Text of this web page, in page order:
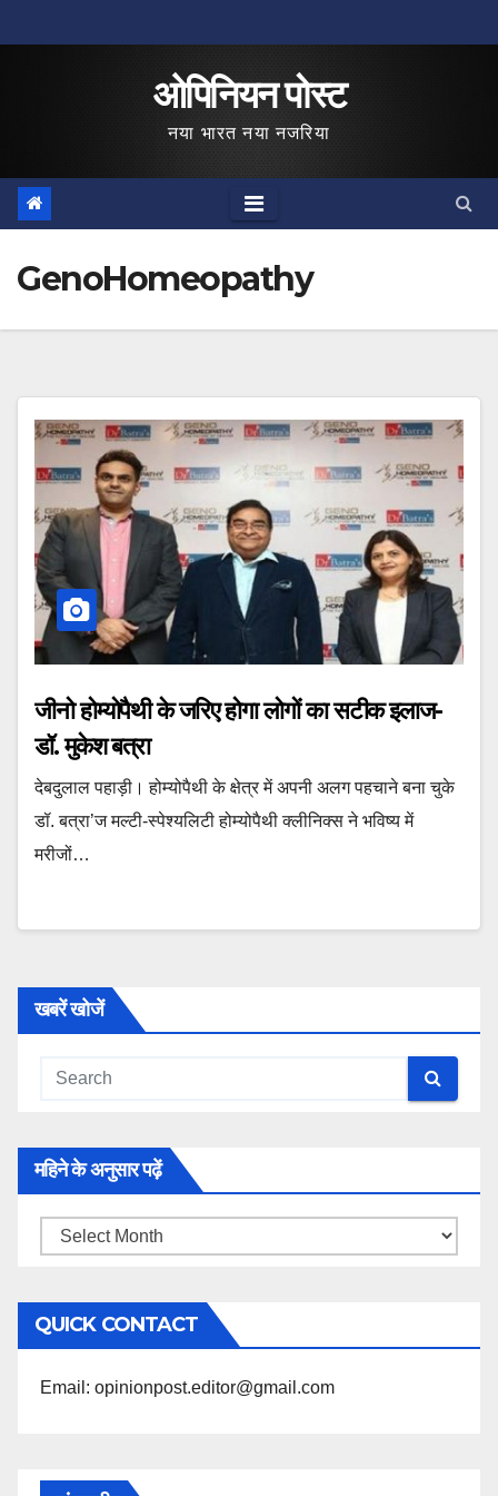
to
ओपिनियन पोस्ट
नया भारत नया नजरिया
GenoHomeopathy
जीनो होम्योपैथी के जरिए होगा लोगों का सटीक इलाज-
डॉ. मुकेश बत्रा
देबदुलाल पहाड़ी। होम्योपैथी के क्षेत्र में अपनी अलग पहचाने बना चुके
डॉ. बत्रा’ज मल्टी-स्पेश्यलिटी होम्योपैथी क्लीनिक्स ने भविष्य में
मरीजों…
खबरें खोजें
महिने के अनुसार पढ़ें
महिने
अनुसार
पढ़ें
QUICK CONTACT
Email: opinionpost.editor@gmail.com